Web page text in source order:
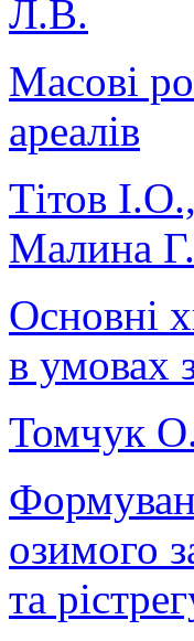
Л.В.
Масові
ареалів
Тітов
Малина
Основні
в умовах
Томчук
озимого
та